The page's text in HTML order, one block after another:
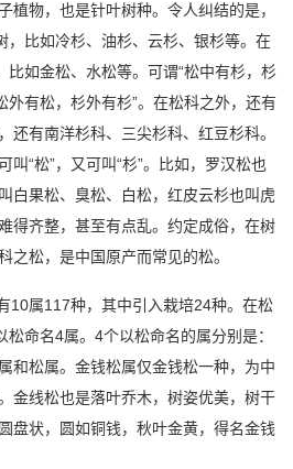
植物，也是针叶树种。令人纠结的是，
，比如冷杉、油杉、云杉、银杉等。在
比如金松、水松等。可谓“松中有杉，杉
外有松，杉外有杉”。在松科之外，还有
还有南洋杉科、三尖杉科、红豆杉科。
叫“松”，又可叫“杉”。比如，罗汉松也
白果松、臭松、白松，红皮云杉也叫虎
得齐整，甚至有点乱。约定成俗，在树
之松，是中国原产而常见的松。
属117种，其中引入栽培24种。在松
命名4属。4个以松命名的属分别是：
和松属。金钱松属仅金钱松一种，为中
金线松也是落叶乔木，树姿优美，树干
盘状，圆如铜钱，秋叶金黄，得名金钱